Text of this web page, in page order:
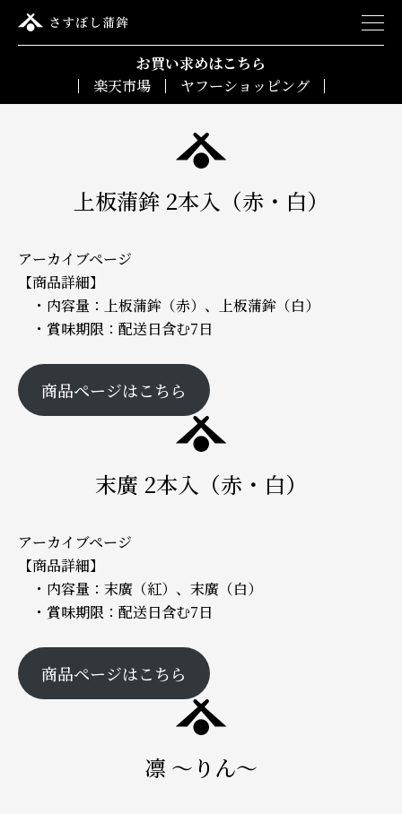
お買い求めはこちら
楽天市場
ヤフーショッピング
上板蒲鉾 2本入（赤・白）
アーカイブページ
【商品詳細】
・内容量：上板蒲鉾（赤）、上板蒲鉾（白）
・賞味期限：配送日含む7日
商品ページはこちら
末廣 2本入（赤・白）
アーカイブページ
【商品詳細】
・内容量：末廣（紅）、末廣（白）
・賞味期限：配送日含む7日
商品ページはこちら
凛 ～りん～